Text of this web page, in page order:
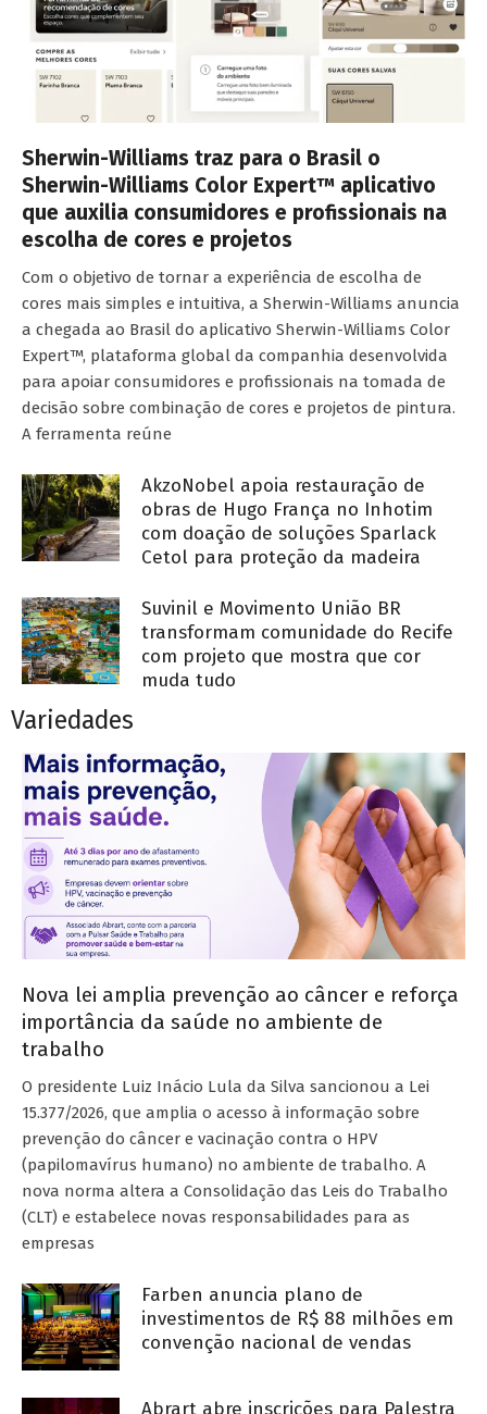
Sherwin-Williams traz para o Brasil o
Sherwin-Williams Color Expert™ aplicativo
que auxilia consumidores e profissionais na
escolha de cores e projetos
Com o objetivo de tornar a experiência de escolha de
cores mais simples e intuitiva, a Sherwin-Williams anuncia
a chegada ao Brasil do aplicativo Sherwin-Williams Color
Expert™, plataforma global da companhia desenvolvida
para apoiar consumidores e profissionais na tomada de
decisão sobre combinação de cores e projetos de pintura.
A ferramenta reúne
AkzoNobel apoia restauração de
obras de Hugo França no Inhotim
com doação de soluções Sparlack
Cetol para proteção da madeira
Suvinil e Movimento União BR
transformam comunidade do Recife
com projeto que mostra que cor
muda tudo
Variedades
Nova lei amplia prevenção ao câncer e reforça
importância da saúde no ambiente de
trabalho
O presidente Luiz Inácio Lula da Silva sancionou a Lei
15.377/2026, que amplia o acesso à informação sobre
prevenção do câncer e vacinação contra o HPV
(papilomavírus humano) no ambiente de trabalho. A
nova norma altera a Consolidação das Leis do Trabalho
(CLT) e estabelece novas responsabilidades para as
empresas
Farben anuncia plano de
investimentos de R$ 88 milhões em
convenção nacional de vendas